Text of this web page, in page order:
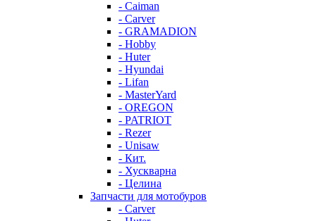
- Caiman
- Carver
- GRAMADION
- Hobby
- Huter
- Hyundai
- Lifan
- MasterYard
- OREGON
- PATRIOT
- Rezer
- Unisaw
- Кит.
- Хускварна
- Целина
Запчасти для мотобуров
- Carver